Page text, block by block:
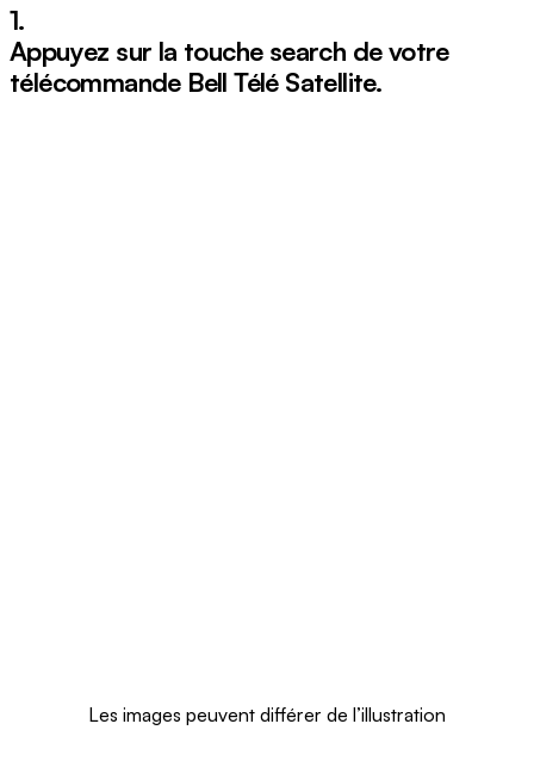
1.
Appuyez sur la touche search de votre
télécommande Bell Télé Satellite.
Les images peuvent différer de l’illustration